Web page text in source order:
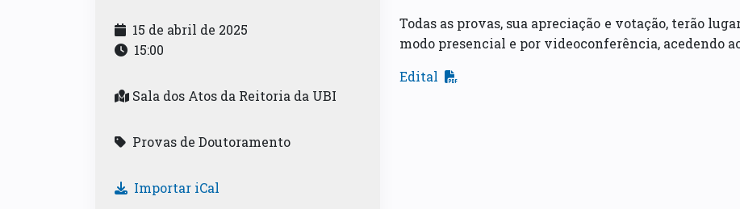
15 de abril de 2025
15:00
Sala dos Atos da Reitoria da UBI
Provas de Doutoramento
Importar iCal
Todas as provas, sua apreciação e votação, terão
modo presencial e por videoconferência, acedendo
Edital